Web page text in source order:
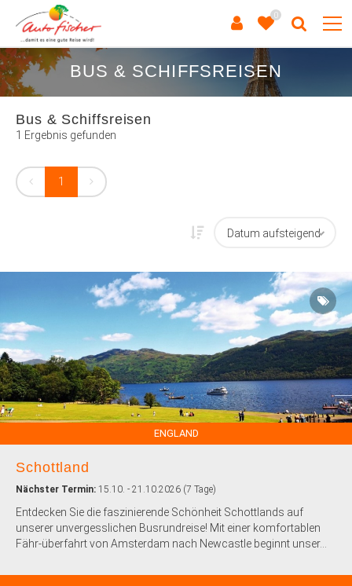
0
BUS & SCHIFFSREISEN
Bus & Schiffsreisen
1 Ergebnis gefunden
1
ENGLAND
Schottland
Nächster Termin: 15.10. - 21.10.2026 (7 Tage)
Entdecken Sie die faszinierende Schönheit Schottlands auf
unserer unvergesslichen Busrundreise! Mit einer komfortablen
Fähr-überfahrt von Amsterdam nach Newcastle beginnt unser...